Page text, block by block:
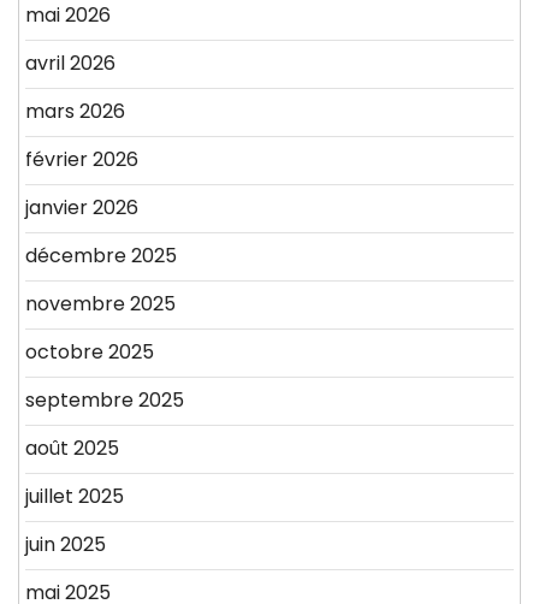
mai 2026
avril 2026
mars 2026
février 2026
janvier 2026
décembre 2025
novembre 2025
octobre 2025
septembre 2025
août 2025
juillet 2025
juin 2025
mai 2025